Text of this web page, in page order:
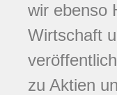
wir ebenso
Wirtschaft
zu Aktien